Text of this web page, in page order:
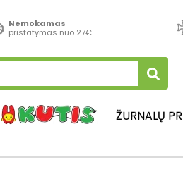
Nemokamas
pristatymas nuo 27€
ŽURNALŲ